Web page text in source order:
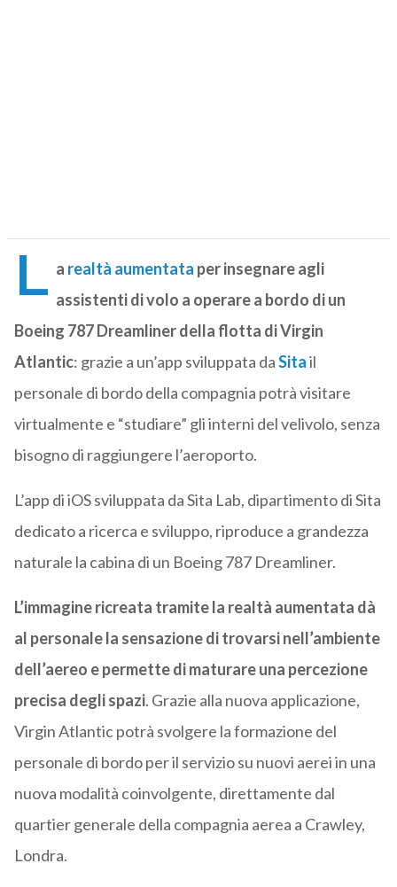
L a realtà aumentata per insegnare agli
assistenti di volo a operare a bordo di un
Boeing 787 Dreamliner della flotta di Virgin
Atlantic: grazie a un’app sviluppata daSitail
personale di bordo della compagnia potrà visitare
virtualmente e “studiare” gli interni del velivolo, senza
bisogno di raggiungere l’aeroporto.
L’app di iOS sviluppata da Sita Lab, dipartimento di Sita
dedicato a ricerca e sviluppo, riproduce a grandezza
naturale la cabina di un Boeing 787 Dreamliner.
L’immagine ricreata tramite la realtà aumentata dà
al personale la sensazione di trovarsi nell’ambiente
dell’aereo e permette di maturare una percezione
precisa degli spazi. Grazie alla nuova applicazione,
Virgin Atlantic potrà svolgere la formazione del
personale di bordo per il servizio su nuovi aerei in una
nuova modalità coinvolgente, direttamente dal
quartier generale della compagnia aerea a Crawley,
Londra.